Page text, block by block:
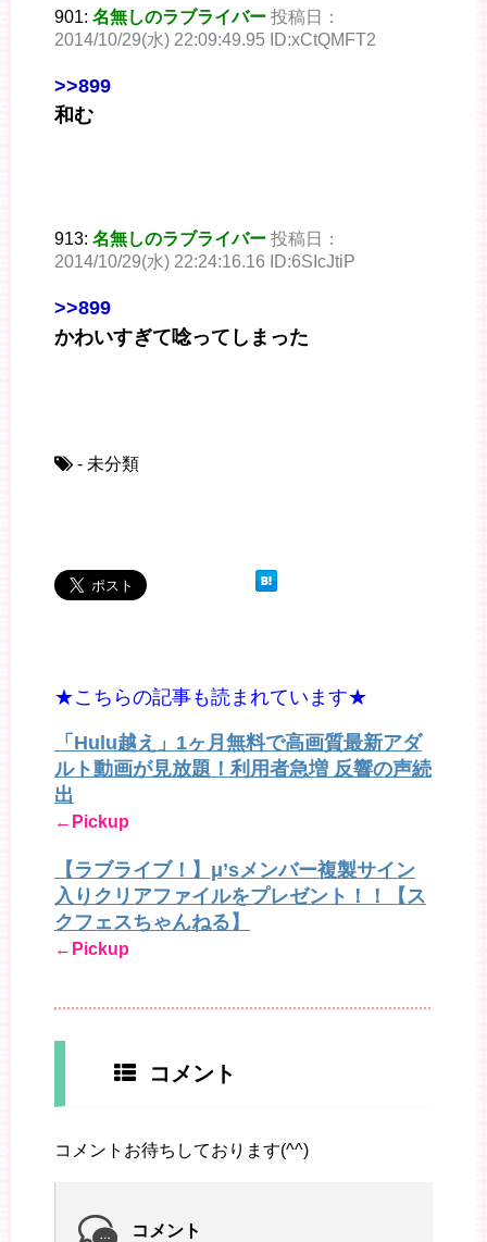
901: 名無しのラブライバー 投稿日：
2014/10/29(水) 22:09:49.95 ID:xCtQMFT2
>>899
和む
913: 名無しのラブライバー 投稿日：
2014/10/29(水) 22:24:16.16 ID:6SIcJtiP
>>899
かわいすぎて唸ってしまった
- 未分類
★こちらの記事も読まれています★
「Hulu越え」1ヶ月無料で高画質最新アダ
ルト動画が見放題！利用者急増 反響の声続
出
←Pickup
【ラブライブ！】μ’sメンバー複製サイン
入りクリアファイルをプレゼント！！【ス
クフェスちゃんねる】
←Pickup
コメント
コメントお待ちしております(^^)
コメント